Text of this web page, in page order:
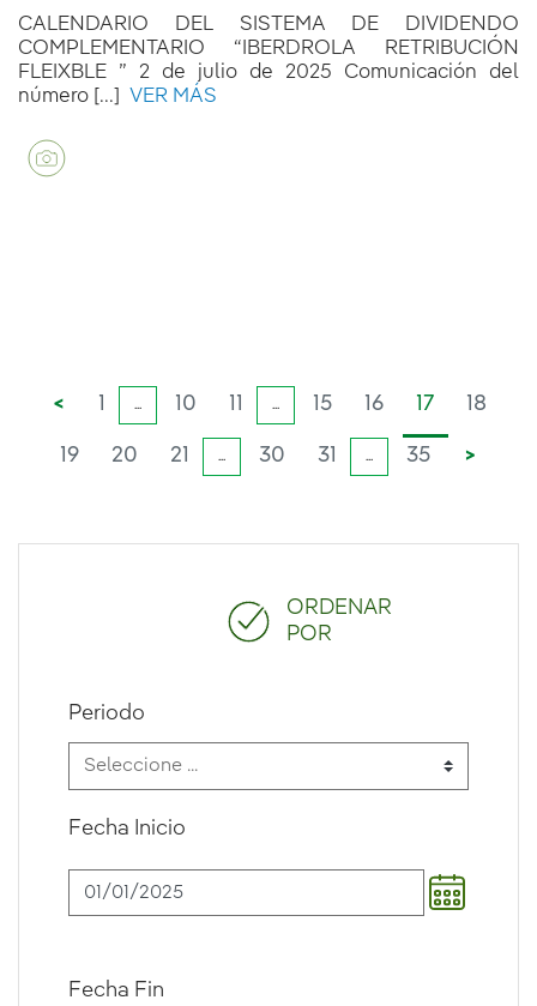
ORDENAR
POR
Fecha Inicio
Fecha Fin
Periodo
CALENDARIO DEL SISTEMA DE DIVIDENDO
COMPLEMENTARIO “IBERDROLA RETRIBUCIÓN
FLEIXBLE ” 2 de julio de 2025 Comunicación del
número [...]
VER MÁS
< 1 ... 10 11 ... 15 16 17 18
19 20 21 ... 30 31 ... 35 >